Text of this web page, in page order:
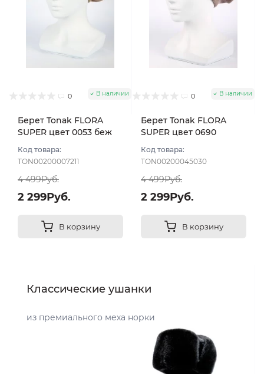
0 В наличии
Берет Tonak FLORA
SUPER цвет 0053 беж
Код товара:
TON00200007211
4 499Руб.
2 299Руб.
В корзину
0 В наличии
Берет Tonak FLORA
SUPER цвет 0690
Код товара:
TON00200045030
4 499Руб.
2 299Руб.
В корзину
Классические ушанки
из премиального меха норки